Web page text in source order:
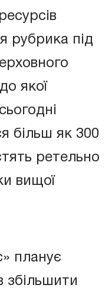
рубрика під
якої
більш як 300
ретельно
вищої
планує
збільшити